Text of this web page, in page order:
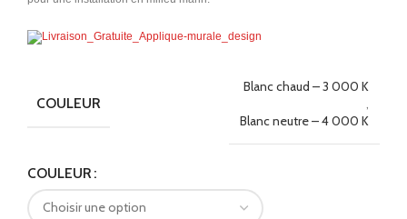
COULEUR
Blanc chaud – 3 000 K
,
Blanc neutre – 4 000 K
COULEUR
Alternative: